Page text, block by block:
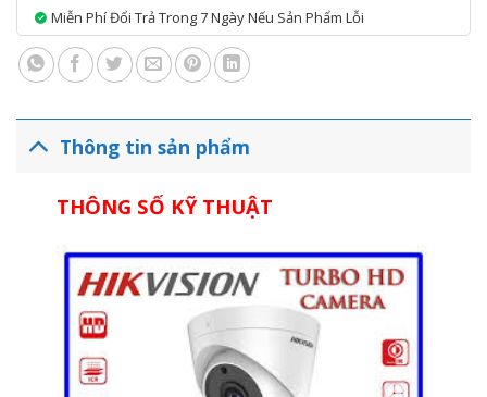
Miễn Phí Đổi Trả Trong 7 Ngày Nếu Sản Phẩm Lỗi
Thông tin sản phẩm
THÔNG SỐ KỸ THUẬT